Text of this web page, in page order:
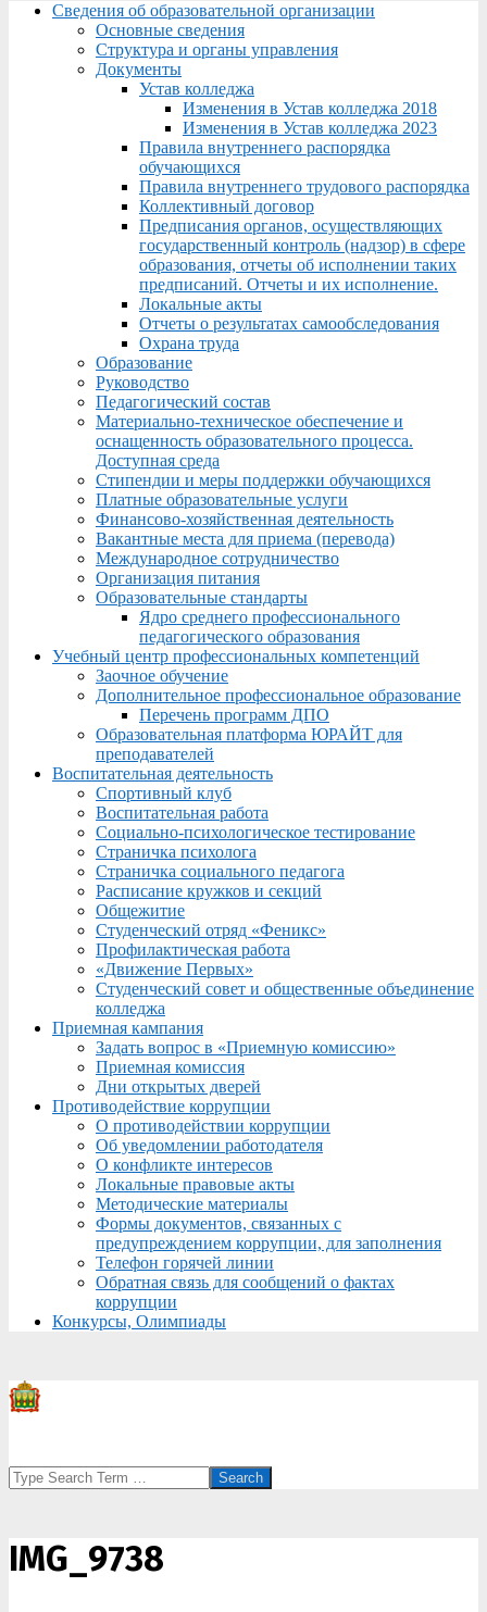
Menu
Сведения об образовательной организации
Основные сведения
Структура и органы управления
Документы
Устав колледжа
Изменения в Устав колледжа 2018
Изменения в Устав колледжа 2023
Правила внутреннего распорядка
обучающихся
Правила внутреннего трудового распорядка
Коллективный договор
Предписания органов, осуществляющих
государственный контроль (надзор) в сфере
образования, отчеты об исполнении таких
предписаний. Отчеты и их исполнение.
Локальные акты
Отчеты о результатах самообследования
Охрана труда
Образование
Руководство
Педагогический состав
Материально-техническое обеспечение и
оснащенность образовательного процесса.
Доступная среда
Стипендии и меры поддержки обучающихся
Платные образовательные услуги
Финансово-хозяйственная деятельность
Вакантные места для приема (перевода)
Международное сотрудничество
Организация питания
Образовательные стандарты
Ядро среднего профессионального
педагогического образования
Учебный центр профессиональных компетенций
Заочное обучение
Дополнительное профессиональное образование
Перечень программ ДПО
Образовательная платформа ЮРАЙТ для
преподавателей
Воспитательная деятельность
Спортивный клуб
Воспитательная работа
Социально-психологическое тестирование
Страничка психолога
Страничка социального педагога
Расписание кружков и секций
Общежитие
Студенческий отряд «Феникс»
Профилактическая работа
«Движение Первых»
Студенческий совет и общественные объединение
колледжа
Приемная кампания
Задать вопрос в «Приемную комиссию»
Приемная комиссия
Дни открытых дверей
Противодействие коррупции
О противодействии коррупции
Об уведомлении работодателя
О конфликте интересов
Локальные правовые акты
Методические материалы
Формы документов, связанных с
предупреждением коррупции, для заполнения
Телефон горячей линии
Обратная связь для сообщений о фактах
коррупции
Конкурсы, Олимпиады
Search
IMG_9738